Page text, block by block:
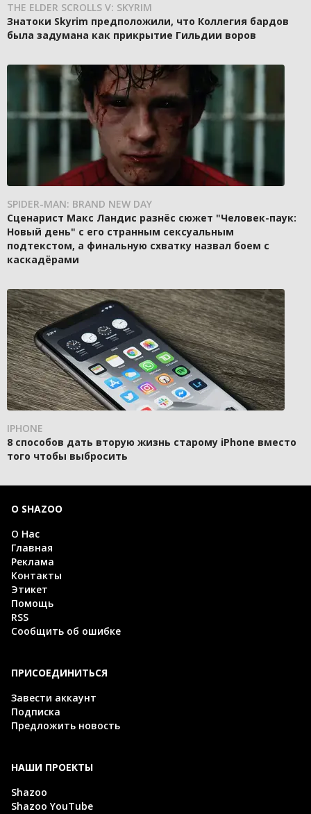
THE ELDER SCROLLS V: SKYRIM
Знатоки Skyrim предположили, что Коллегия бардов
была задумана как прикрытие Гильдии воров
SPIDER-MAN: BRAND NEW DAY
Сценарист Макс Ландис разнёс сюжет "Человек-паук:
Новый день" с его странным сексуальным
подтекстом, а финальную схватку назвал боем с
каскадёрами
IPHONE
8 способов дать вторую жизнь старому iPhone вместо
того чтобы выбросить
О SHAZOO
О Нас
Главная
Реклама
Контакты
Этикет
Помощь
RSS
Сообщить об ошибке
ПРИСОЕДИНИТЬСЯ
Завести аккаунт
Подписка
Предложить новость
НАШИ ПРОЕКТЫ
Shazoo
Shazoo YouTube